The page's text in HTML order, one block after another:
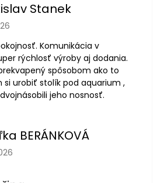
Stanek
obchodu je 5 z 5 hviezdičiek.
Komunikácia v
rýchlosť výroby aj dodania.
spôsobom ako to
si urobiť stolík pod aquarium ,
jeho nosnosť.
BERÁNKOVÁ
obchodu je 5 z 5 hviezdičiek.